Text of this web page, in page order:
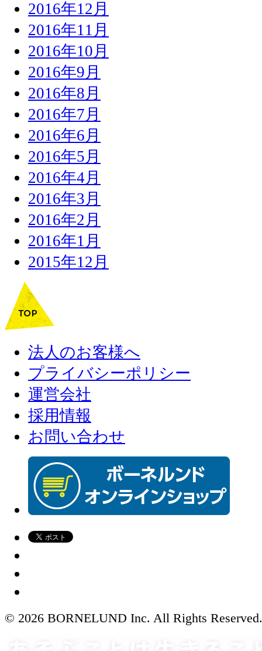
2016年12月
2016年11月
2016年10月
2016年9月
2016年8月
2016年7月
2016年6月
2016年5月
2016年4月
2016年3月
2016年2月
2016年1月
2015年12月
法人のお客様へ
プライバシーポリシー
運営会社
採用情報
お問い合わせ
© 2026 BORNELUND Inc. All Rights Reserved.